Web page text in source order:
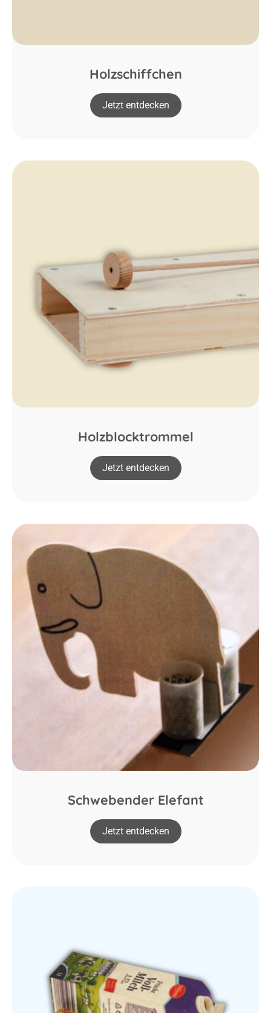
Holzschiffchen
Jetzt entdecken
Holzblocktrommel
Jetzt entdecken
Schwebender Elefant
Jetzt entdecken